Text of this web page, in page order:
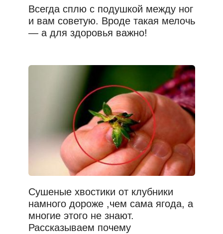
Всегда сплю с подушкой между ног
и вам советую. Вроде такая мелочь
— а для здоровья важно!
Сушеные хвостики от клубники
намного дороже ,чем сама ягода, а
многие этого не знают.
Рассказываем почему